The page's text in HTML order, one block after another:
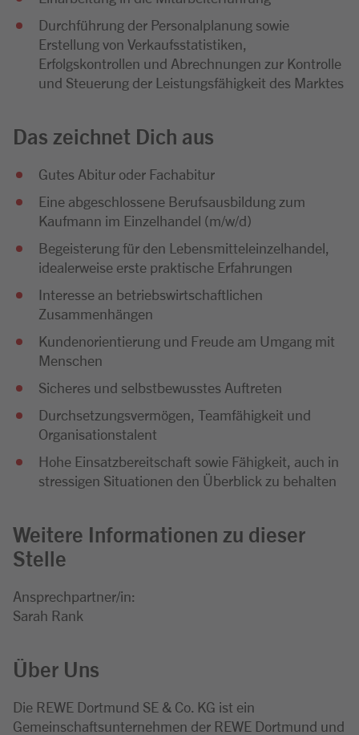
Durchführung der Personalplanung sowie
Erstellung von Verkaufsstatistiken,
Erfolgskontrollen und Abrechnungen zur Kontrolle
und Steuerung der Leistungsfähigkeit des Marktes
Das zeichnet Dich aus
Gutes Abitur oder Fachabitur
Eine abgeschlossene Berufsausbildung zum
Kaufmann im Einzelhandel (m/w/d)
Begeisterung für den Lebensmitteleinzelhandel,
idealerweise erste praktische Erfahrungen
Interesse an betriebswirtschaftlichen
Zusammenhängen
Kundenorientierung und Freude am Umgang mit
Menschen
Sicheres und selbstbewusstes Auftreten
Durchsetzungsvermögen, Teamfähigkeit und
Organisationstalent
Hohe Einsatzbereitschaft sowie Fähigkeit, auch in
stressigen Situationen den Überblick zu behalten
Weitere Informationen zu dieser
Stelle
Ansprechpartner/in:
Sarah Rank
Über Uns
Die REWE Dortmund SE & Co. KG ist ein
Gemeinschaftsunternehmen der REWE Dortmund und